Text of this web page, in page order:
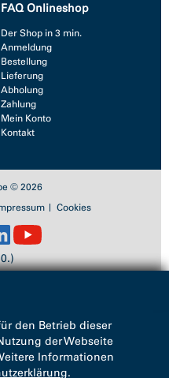
FAQ Onlineshop
Der Shop in 3 min.
Anmeldung
Bestellung
Lieferung
Abholung
Zahlung
Mein Konto
Kontakt
© 2026
Cookies
den Betrieb dieser
der Webseite
Informationen
.